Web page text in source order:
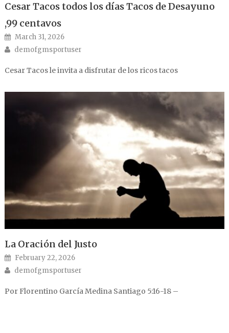
Cesar Tacos todos los días Tacos de Desayuno
,99 centavos
Posted on
March 31, 2026
Author
demofgmsportuser
Cesar Tacos le invita a disfrutar de los ricos tacos
La Oración del Justo
Posted on
February 22, 2026
Author
demofgmsportuser
Por Florentino García Medina Santiago 5:16-18 –